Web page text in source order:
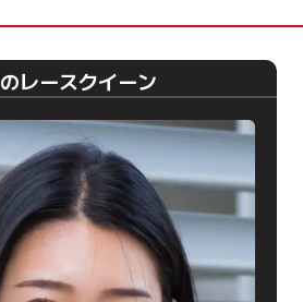
レースクイーン